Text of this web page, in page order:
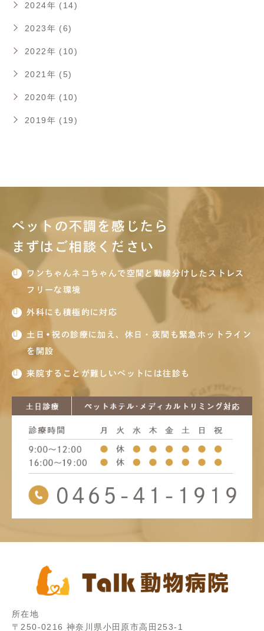
2024年 (14)
2023年 (6)
2022年 (10)
2021年 (5)
2020年 (10)
2019年 (19)
ペットの不調を感じたら
まずはご相談ください
ワンちゃんネコちゃんで空間と動線分けしたストレス
フリーな環境
外科にも積極的に対応
土日•祝の診療に加え、休日・夜間も緊急ホットライン
を開設
来院することが難しいペットには往診も
所在地
〒250-0216 神奈川県小田原市高田253-1